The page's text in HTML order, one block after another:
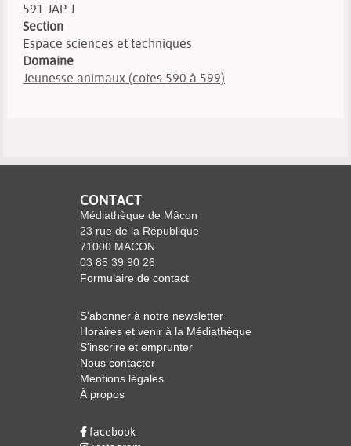
591 JAP J
Section
Espace sciences et techniques
Domaine
Jeunesse animaux (cotes 590 à 599)
CONTACT
Médiathèque de Mâcon
23 rue de la République
71000 MACON
03 85 39 90 26
Formulaire de contact
S'abonner à notre newsletter
Horaires et venir à la Médiathèque
S'inscrire et emprunter
Nous contacter
Mentions légales
À propos
facebook